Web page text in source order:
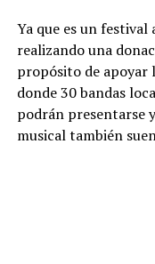
Ya que es un festival
realizando una
propósito de apoyar
donde 30 bandas
podrán presentarse
musical también